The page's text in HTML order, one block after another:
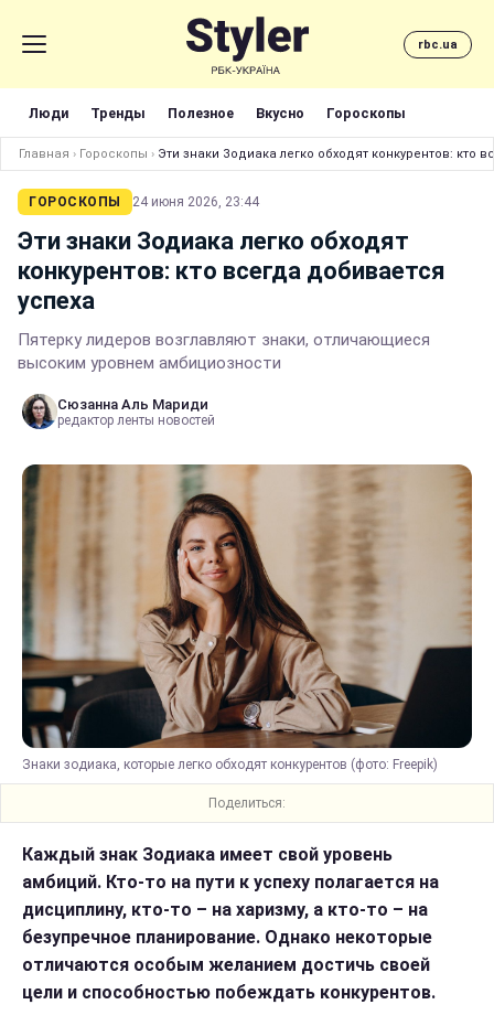
rbc.ua
Люди Тренды Полезное Вкусно Гороскопы
Главная › Гороскопы › Эти знаки Зодиака легко обходят конкурентов: кто
ГОРОСКОПЫ 24 июня 2026, 23:44
Эти знаки Зодиака легко обходят
конкурентов: кто всегда добивается
успеха
Пятерку лидеров возглавляют знаки, отличающиеся
высоким уровнем амбициозности
Сюзанна Аль Мариди
редактор ленты новостей
Знаки зодиака, которые легко обходят конкурентов (фото: Freepik)
Поделиться:
Каждый знак Зодиака имеет свой уровень
амбиций. Кто-то на пути к успеху полагается на
дисциплину, кто-то – на харизму, а кто-то – на
безупречное планирование. Однако некоторые
отличаются особым желанием достичь своей
цели и способностью побеждать конкурентов.